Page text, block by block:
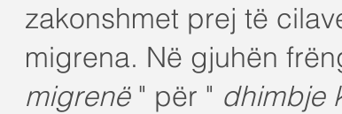
zakonshmet prej të
migrena. Në gjuhën
migrenë" për " dhimbje